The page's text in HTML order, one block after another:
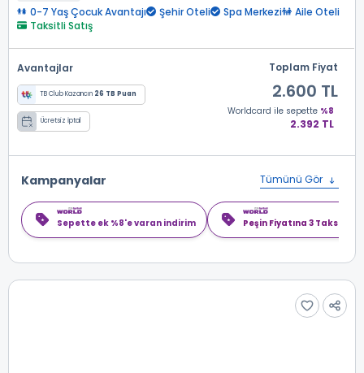
0-7 Yaş Çocuk Avantajı Şehir Oteli Spa Merkezi
Aile Oteli
Taksitli Satış
Avantajlar
TB Club Kazancın 26 TB Puan
Ücretsiz İptal
Toplam Fiyat
2.600 TL
Worldcard ile sepette %8
2.392 TL
Kampanyalar Tümünü Gör
Sepette ek %8'e varan indirim Peşin Fiyatına 3 Taksit